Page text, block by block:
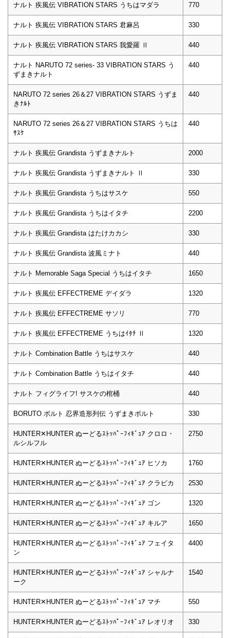
ナルト 疾風伝 VIBRATION STARS うちはマダラ 770
ナルト 疾風伝 VIBRATION STARS 君麻呂 330
ナルト 疾風伝 VIBRATION STARS 我愛羅 Ⅱ 440
ナルト NARUTO 72 series- 33 VIBRATION STARS う
ずまきナルト
440
NARUTO 72 series 26＆27 VIBRATION STARS うずま
きﾅﾙﾄ
440
NARUTO 72 series 26＆27 VIBRATION STARS うちは
ｻｽｹ
440
ナルト 疾風伝 Grandista うずまきナルト 2000
ナルト 疾風伝 Grandista うずまきナルト Ⅱ 330
ナルト 疾風伝 Grandista うちはサスケ 550
ナルト 疾風伝 Grandista うちはイタチ 2200
ナルト 疾風伝 Grandista はたけカカシ 330
ナルト 疾風伝 Grandista 波風ミナト 440
ナルト Memorable Saga Special うちはイタチ 1650
ナルト 疾風伝 EFFECTREME デイダラ 1320
ナルト 疾風伝 EFFECTREME サソリ 770
ナルト 疾風伝 EFFECTREME うちはｲﾀﾁ Ⅱ 1320
ナルト Combination Battle うちはサスケ 440
ナルト Combination Battle うちはイタチ 440
ナルト フィグライフ! サスケの棺桶 440
BORUTO ボルト 忍界造形列伝 うずまきボルト 330
HUNTER✕HUNTER ぬーどるｽﾄｯﾊﾟｰﾌｨｷﾞｭｱ クロロ・
ルシルフル
2750
HUNTER✕HUNTER ぬーどるｽﾄｯﾊﾟｰﾌｨｷﾞｭｱ ヒソカ 1760
HUNTER✕HUNTER ぬーどるｽﾄｯﾊﾟｰﾌｨｷﾞｭｱ クラピカ 2530
HUNTER✕HUNTER ぬーどるｽﾄｯﾊﾟｰﾌｨｷﾞｭｱ ゴン 1320
HUNTER✕HUNTER ぬーどるｽﾄｯﾊﾟｰﾌｨｷﾞｭｱ キルア 1650
HUNTER✕HUNTER ぬーどるｽﾄｯﾊﾟｰﾌｨｷﾞｭｱ フェイタ
ン
4400
HUNTER✕HUNTER ぬーどるｽﾄｯﾊﾟｰﾌｨｷﾞｭｱ シャルナ
ーク
1540
HUNTER✕HUNTER ぬーどるｽﾄｯﾊﾟｰﾌｨｷﾞｭｱ マチ 550
HUNTER✕HUNTER ぬーどるｽﾄｯﾊﾟｰﾌｨｷﾞｭｱ レオリオ 330